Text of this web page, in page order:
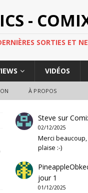
-
SORTIES ET
VIDÉOS
À PROPOS
Steve sur
02/12/2025
Merci
plaise :-)
jour 1
01/12/2025